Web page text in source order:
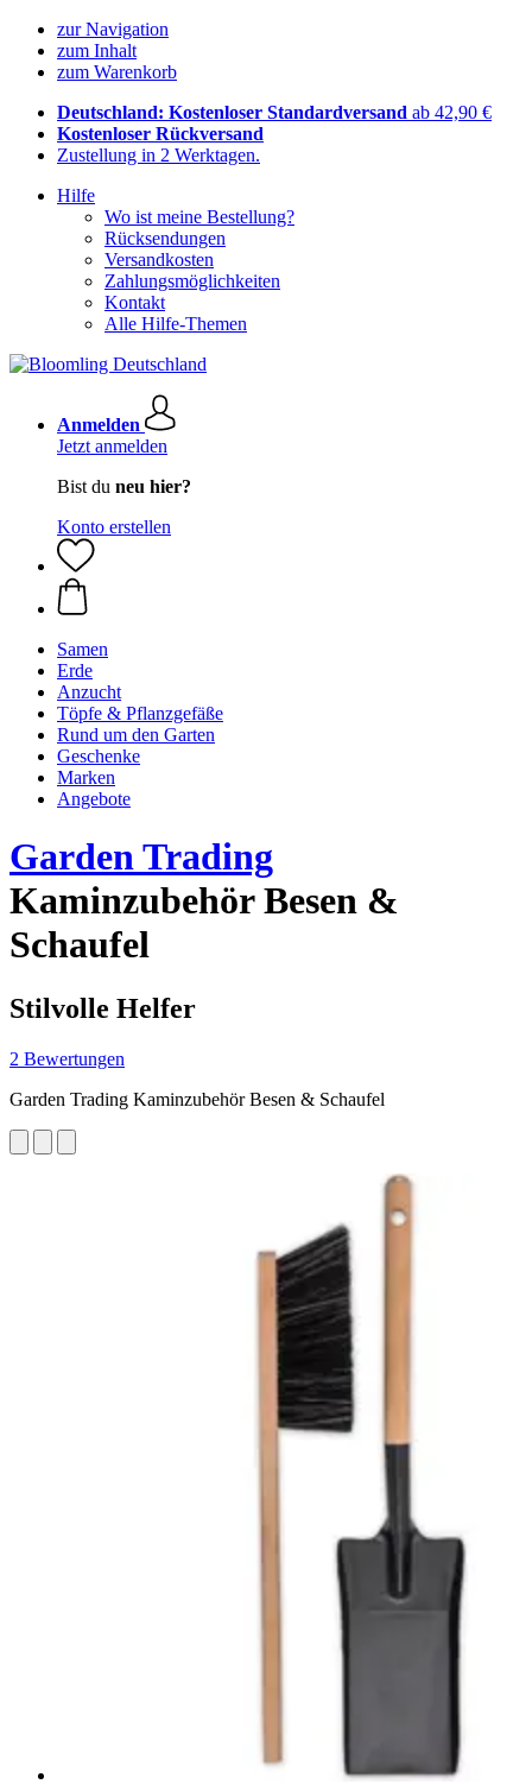
zur Navigation
zum Inhalt
zum Warenkorb
Deutschland: Kostenloser Standardversand ab 42,90 €
Kostenloser Rückversand
Zustellung in 2 Werktagen.
Hilfe
Wo ist meine Bestellung?
Rücksendungen
Versandkosten
Zahlungsmöglichkeiten
Kontakt
Alle Hilfe-Themen
Anmelden
Jetzt anmelden
Bist du neu hier?
Konto erstellen
Samen
Erde
Anzucht
Töpfe & Pflanzgefäße
Rund um den Garten
Geschenke
Marken
Angebote
Garden Trading
Kaminzubehör Besen &
Schaufel
Stilvolle Helfer
2 Bewertungen
Garden Trading Kaminzubehör Besen & Schaufel